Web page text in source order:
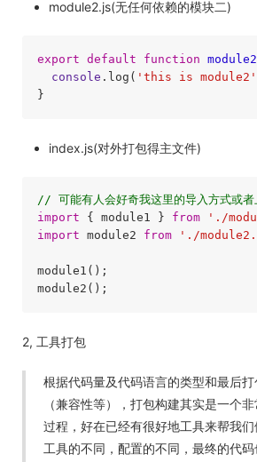
module2.js(无任何依赖的模块二)
export default function module2
console .log( 'this is module2'
}
index.js(对外打包得主文件)
// 可能有人会好奇我这里的导入方
import { module1 } from './
import module2 from './
module1();
module2();
2, 工具打包
根据代码量及代码语言的类型和最后
（兼容性等），打包构建其实是一个
过程，好在已经有很好地工具来帮我
工具的不同，配置的不同，最终的代